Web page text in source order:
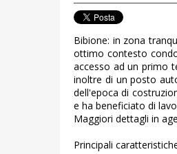
Bibione: in zona
ottimo contesto
accesso ad un primo
inoltre di un posto
dell'epoca di
e ha beneficiato di
Maggiori dettagli in
Principali